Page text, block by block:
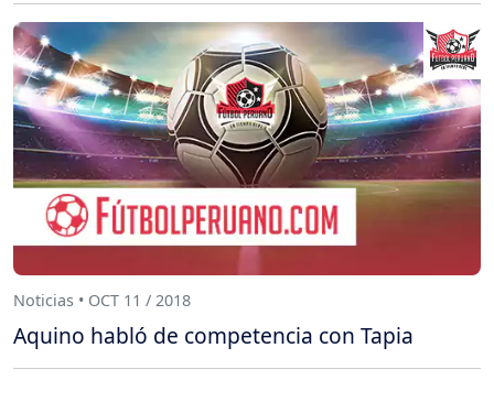
Noticias • OCT 11 / 2018
Aquino habló de competencia con Tapia